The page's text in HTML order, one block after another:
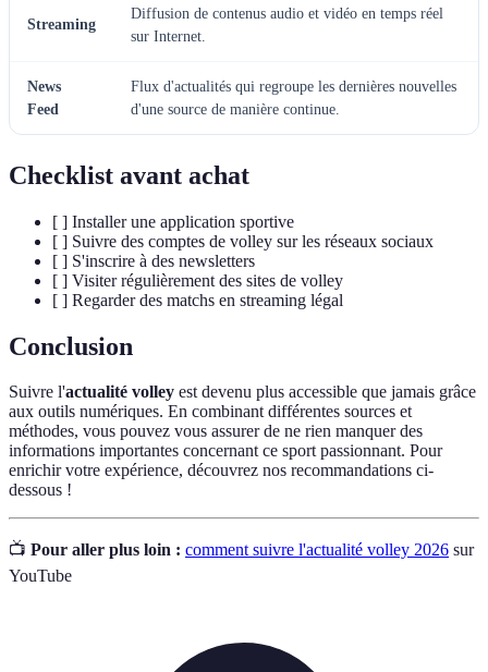
Streaming
Diffusion de contenus audio et vidéo en temps réel
sur Internet.
News
Feed
Flux d'actualités qui regroupe les dernières nouvelles
d'une source de manière continue.
Checklist avant achat
[ ] Installer une application sportive
[ ] Suivre des comptes de volley sur les réseaux sociaux
[ ] S'inscrire à des newsletters
[ ] Visiter régulièrement des sites de volley
[ ] Regarder des matchs en streaming légal
Conclusion
Suivre l'actualité volley est devenu plus accessible que jamais grâce
aux outils numériques. En combinant différentes sources et
méthodes, vous pouvez vous assurer de ne rien manquer des
informations importantes concernant ce sport passionnant. Pour
enrichir votre expérience, découvrez nos recommandations ci-
dessous !
📺 Pour aller plus loin : comment suivre l'actualité volley 2026 sur
YouTube